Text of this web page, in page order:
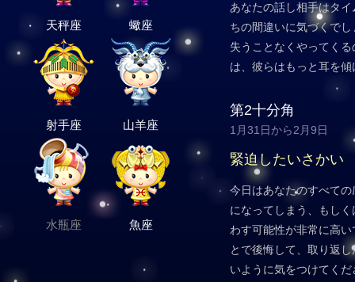
天秤座 蠍座
射手座 山羊座
水瓶座 魚座
あなたの話し相手はタ
ちの間違いに気づくで
失うことなくやってく
は、彼らはもっと耳を
第2十分角
1月31日から2月9日
緊迫したいさかい
今日はあなたのすべて
になってしまう、もし
わす可能性が非常に高
とで後悔して、取り返
いように気をつけてく